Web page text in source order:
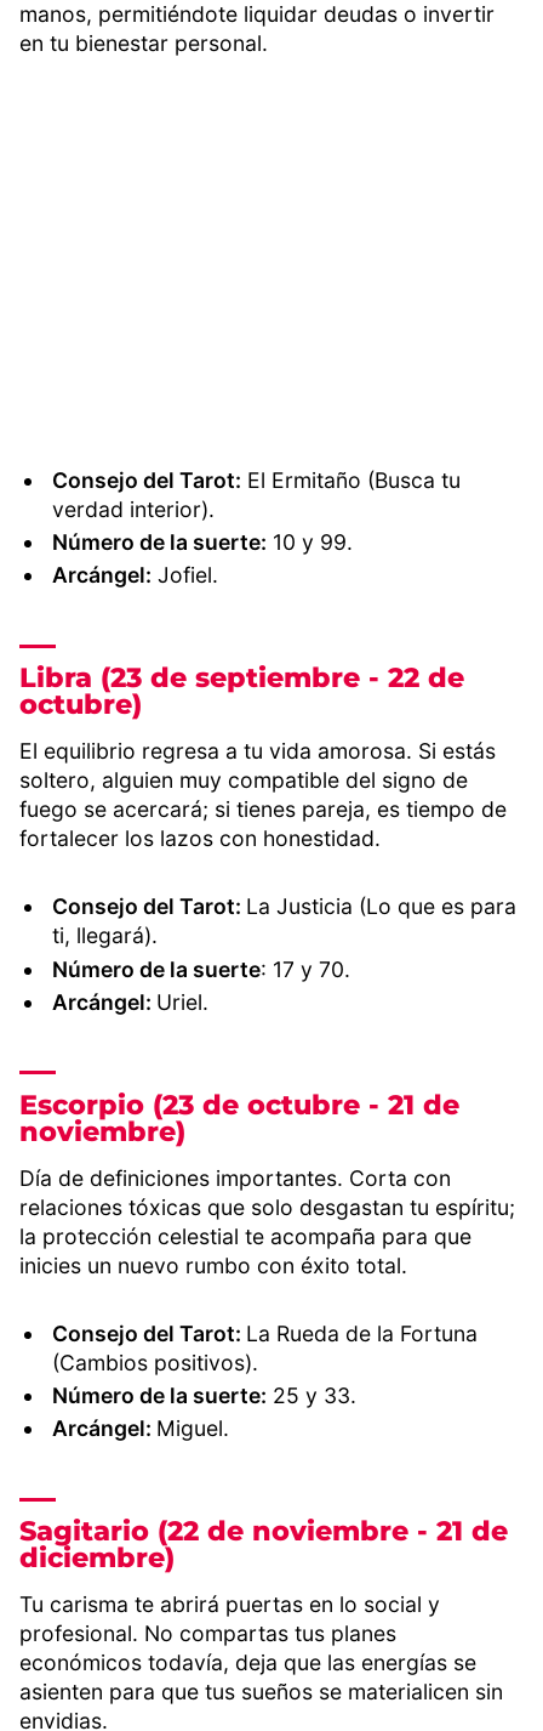
manos, permitiéndote liquidar deudas o invertir
en tu bienestar personal.
Consejo del Tarot: El Ermitaño (Busca tu
verdad interior).
Número de la suerte: 10 y 99.
Arcángel: Jofiel.
Libra (23 de septiembre - 22 de
octubre)
El equilibrio regresa a tu vida amorosa. Si estás
soltero, alguien muy compatible del signo de
fuego se acercará; si tienes pareja, es tiempo de
fortalecer los lazos con honestidad.
Consejo del Tarot: La Justicia (Lo que es para
ti, llegará).
Número de la suerte: 17 y 70.
Arcángel: Uriel.
Escorpio (23 de octubre - 21 de
noviembre)
Día de definiciones importantes. Corta con
relaciones tóxicas que solo desgastan tu espíritu;
la protección celestial te acompaña para que
inicies un nuevo rumbo con éxito total.
Consejo del Tarot: La Rueda de la Fortuna
(Cambios positivos).
Número de la suerte: 25 y 33.
Arcángel: Miguel.
Sagitario (22 de noviembre - 21 de
diciembre)
Tu carisma te abrirá puertas en lo social y
profesional. No compartas tus planes
económicos todavía, deja que las energías se
asienten para que tus sueños se materialicen sin
envidias.